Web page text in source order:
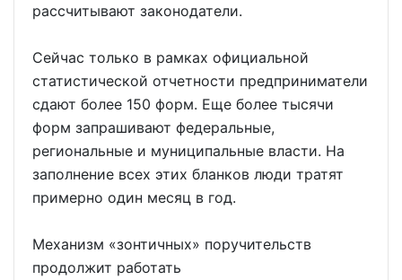
рассчитывают законодатели.
Сейчас только в рамках официальной
статистической отчетности предприниматели
сдают более 150 форм. Еще более тысячи
форм запрашивают федеральные,
региональные и муниципальные власти. На
заполнение всех этих бланков люди тратят
примерно один месяц в год.
Механизм «зонтичных» поручительств
продолжит работать